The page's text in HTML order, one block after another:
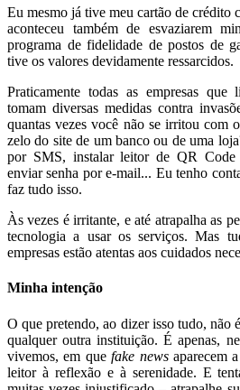
Eu mesmo já tive meu cartão de crédito
aconteceu também de esvaziarem
programa de fidelidade de postos de
tive os valores devidamente ressarcidos.
Praticamente todas as empresas que
tomam diversas medidas contra
quantas vezes você não se irritou com
zelo do site de um banco ou de uma
por SMS, instalar leitor de QR Code
enviar senha por e-mail... Eu tenho
faz tudo isso.
Às vezes é irritante, e até atrapalha as
tecnologia a usar os serviços. Mas
empresas estão atentas aos cuidados
Minha intenção
O que pretendo, ao dizer isso tudo, não
qualquer outra instituição. É apenas,
vivemos, em quefake newsaparecem
leitor à reflexão e à serenidade. E